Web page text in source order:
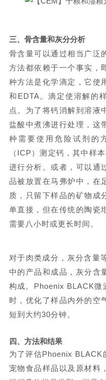
三、 骨含量和灰分分析
骨含量可以通过相当广泛
方法都依赖于一个事实，
种方法是化学滴定，它使
和 EDTA。滴定使溶解的
点。为了将钙消解到溶液
盐酸中煮沸进行处理，这
种需要使用危险试剂的
（ICP）测定钙，其中样
进行分析。或者，可以通
品被放置在马弗炉中，在
质，只留下样品的矿物成
单直接，但在传统的陶瓷
需要八小时或更长时间。
对于肉类成分，灰分含量
中的产品和成品，灰分含
构成。Phoenix BLACK微
时，优化了样品内外的空
短到大约30分钟。
四、 方法和结果
为了评估Phoenix BLACK
宠物食品样品以及原材料